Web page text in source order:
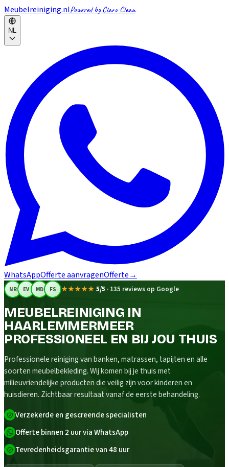
Meubelreiniging.nlPowered by Claro Clean
NL
WhatsAppOfferte aanvragenOfferte→
NR EV MD FS ★★★★★ 5/5 · 135 reviews op Google
MEUBELREINIGING IN
HAARLEMMERMEER
PROFESSIONEEL EN BIJ JOU THUIS
Professionele reiniging van banken, matrassen, tapijten en alle
soorten meubelbekleding. Wij komen bij je thuis met
milieuvriendelijke producten die veilig zijn voor kinderen en
huisdieren. Zichtbaar resultaat vanaf de eerste behandeling.
Verzekerde en gescreende specialisten
Offerte binnen 2 uur via WhatsApp
Tevredenheidsgarantie van 48 uur